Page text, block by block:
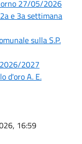
27/05/2026
e 3a settimana
sulla S.P.
2027
d'oro A. E.
16:59